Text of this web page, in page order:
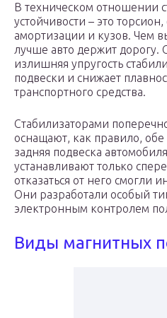
В техническом отношении
устойчивости – это
амортизации и кузов. Чем
лучше авто держит дорогу.
излишняя упругость
подвески и снижает
транспортного средства.
Стабилизаторами
оснащают, как правило,
задняя подвеска
устанавливают только
отказаться от него смогли
Они разработали особый
электронным контролем
Виды магнитных